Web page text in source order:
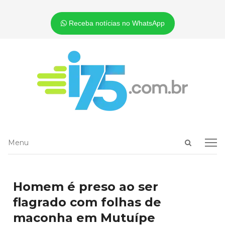
Receba notícias no WhatsApp
Open
Menu
Menu
Homem é preso ao ser
flagrado com folhas de
maconha em Mutuípe